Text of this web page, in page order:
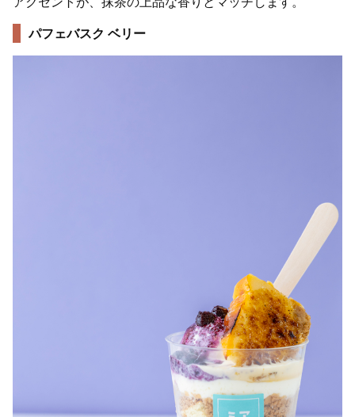
パフェバスク ベリー